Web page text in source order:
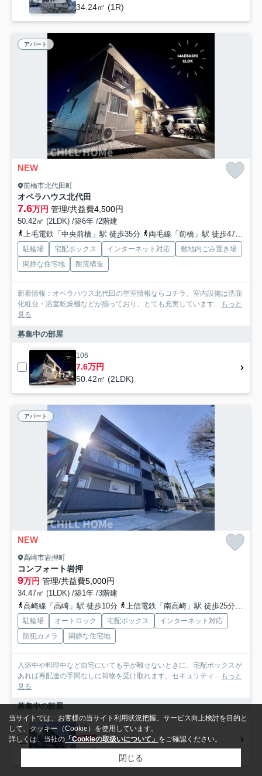
34.24㎡ (1R)
アパート
NEW
前橋市北代田町
オペラハウス北代田
7.6万円 管理/共益費4,500円
50.42㎡ (2LDK) /築6年 /2階建
上毛電鉄「中央前橋」駅 徒歩35分
両毛線「前橋」駅 徒歩47分
駐輪場 宅配ボックス インターネット対応
敷地内ごみ置き場
閑静な住宅地
耐震構造
新着情報：オペラハウス北代田の空室情報ならコチラ。室内設備は洗面
化粧台・浴室乾燥機などが揃っており、とても充実しています...
もっと
見る
募集中の部屋
106
7.6万円
50.42㎡ (2LDK)
アパート
NEW
高崎市岩押町
コンフォート岩押
9万円 管理/共益費5,000円
34.47㎡ (1LDK) /築1年 /3階建
高崎線「高崎」駅 徒歩10分
上信電鉄「南高崎」駅 徒歩25分
駐輪場 オートロック 宅配ボックス
インターネット対応
防犯カメラ
閑静な住宅地
入浴中や料理中など自宅にいても手が離せないときに、宅配ボックスが
あれば再配達の手間なしに荷物を受け取れます。セキュリティ...
もっと
見る
募集中の部屋
105
9万円
34.47㎡ (1LDK)
当サイトでは、お客様の当サイト利用状況把握、サービス向上検討を目的と
して、クッキー（Cookie）を使用しています。
詳しくは、当社の 「Cookieの取扱いについて」 をご確認ください。
閉じる